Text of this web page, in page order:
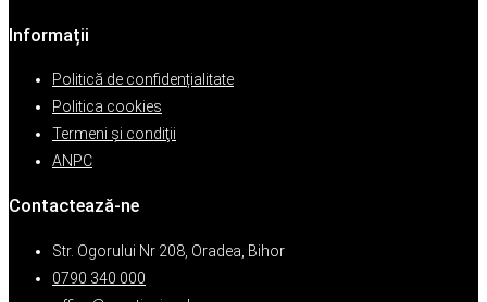
Informații
Politică de confidențialitate
Politica cookies
Termeni şi condiţii
ANPC
Contactează-ne
Str. Ogorului Nr 208, Oradea, Bihor
0790 340 000